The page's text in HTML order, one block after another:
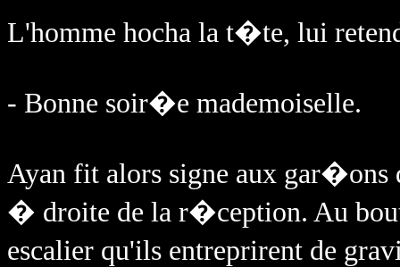
L'homme hocha la t�te, lui
- Bonne soir�e mademoiselle.
Ayan fit alors signe aux gar�ons
� droite de la r�ception. Au
escalier qu'ils entreprirent de